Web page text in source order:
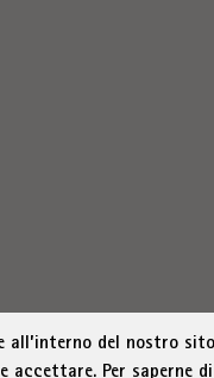
all’interno del nostro
accettare. Per saperne